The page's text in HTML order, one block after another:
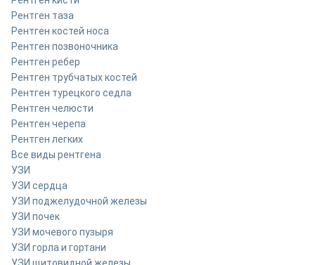
Рентген таза
Рентген костей носа
Рентген позвоночника
Рентген ребер
Рентген трубчатых костей
Рентген турецкого седла
Рентген челюсти
Рентген черепа
Рентген легких
Все виды рентгена
УЗИ
УЗИ сердца
УЗИ поджелудочной железы
УЗИ почек
УЗИ мочевого пузыря
УЗИ горла и гортани